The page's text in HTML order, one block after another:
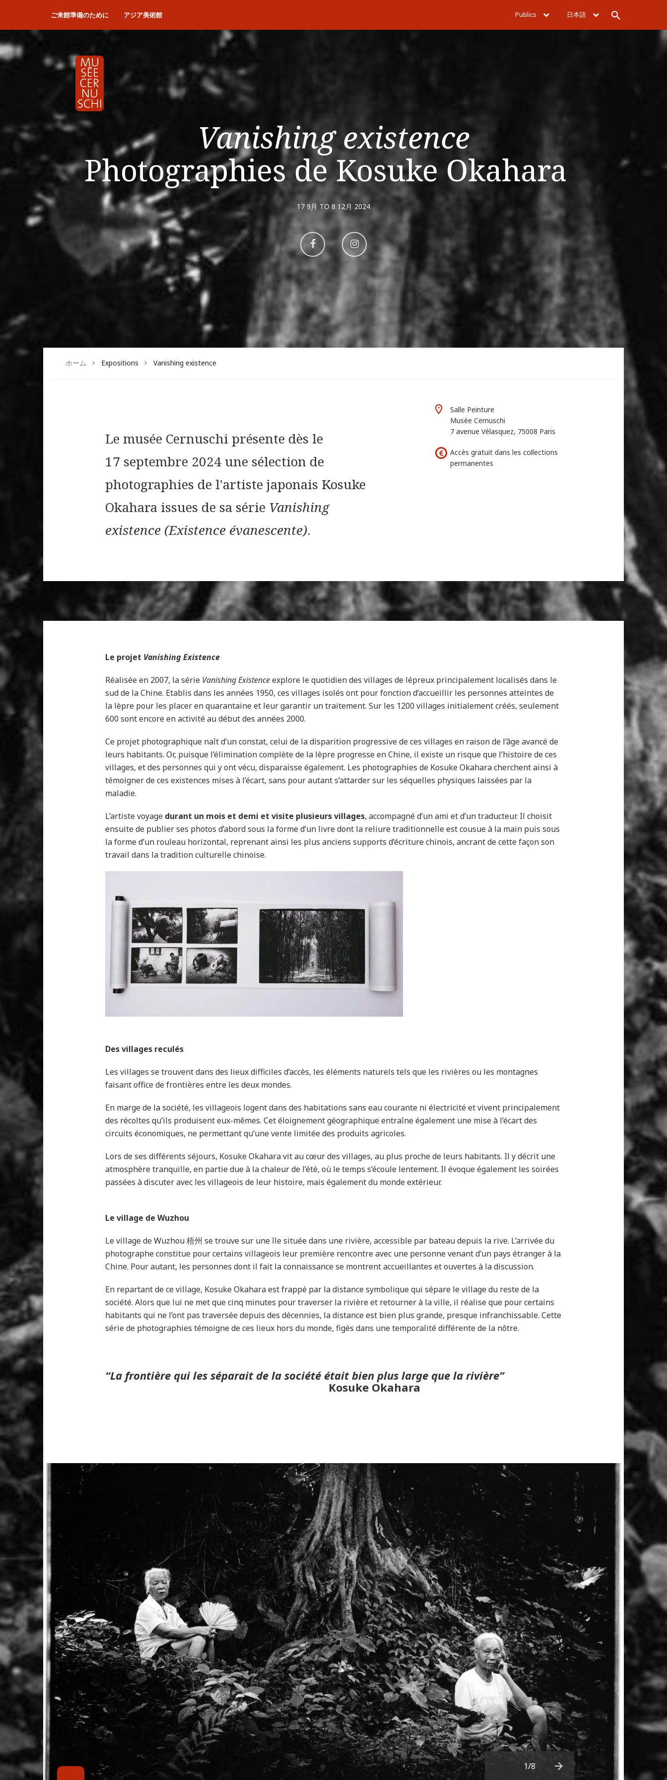
ご来館準備のために アジア美術館 Publics 日本語 Rechercher
Vanishing existence
Photographies de Kosuke Okahara
17 9月 TO 8 12月 2024
Aller
sur
Facebook
Aller
Instagram
ホーム Expositions Vanishing existence
Le musée Cernuschi présente dès le
17 septembre 2024 une sélection de
photographies de l'artiste japonais Kosuke
Okahara issues de sa série Vanishing
existence (Existence évanescente).
Salle Peinture
Musée Cernuschi
7 avenue Vélasquez, 75008 Paris
Accès gratuit dans les collections
permanentes
Le projet Vanishing Existence
Réalisée en 2007, la série Vanishing Existenceexplore le quotidien des villages de lépreux principalement localisés dans le
sud de la Chine. Etablis dans les années 1950, ces villages isolés ont pour fonction d’accueillir les personnes atteintes de
la lèpre pour les placer en quarantaine et leur garantir un traitement. Sur les 1200 villages initialement créés, seulement
600 sont encore en activité au début des années 2000.
Ce projet photographique naît d’un constat, celui de la disparition progressive de ces villages en raison de l’âge avancé de
leurs habitants. Or, puisque l’élimination complète de la lèpre progresse en Chine, il existe un risque que l’histoire de ces
villages, et des personnes qui y ont vécu, disparaisse également. Les photographies de Kosuke Okahara cherchent ainsi à
témoigner de ces existences mises à l’écart, sans pour autant s’attarder sur les séquelles physiques laissées par la
maladie.
L’artiste voyage durant un mois et demi et visite plusieurs villages, accompagné d’un ami et d’un traducteur. Il choisit
ensuite de publier ses photos d’abord sous la forme d’un livre dont la reliure traditionnelle est cousue à la main puis sous
la forme d’un rouleau horizontal, reprenant ainsi les plus anciens supports d’écriture chinois, ancrant de cette façon son
travail dans la tradition culturelle chinoise.
Des villages reculés
Les villages se trouvent dans des lieux difficiles d’accès, les éléments naturels tels que les rivières ou les montagnes
faisant office de frontières entre les deux mondes.
En marge de la société, les villageois logent dans des habitations sans eau courante ni électricité et vivent principalement
des récoltes qu’ils produisent eux-mêmes. Cet éloignement géographique entraîne également une mise à l’écart des
circuits économiques, ne permettant qu’une vente limitée des produits agricoles.
Lors de ses différents séjours, Kosuke Okahara vit au cœur des villages, au plus proche de leurs habitants. Il y décrit une
atmosphère tranquille, en partie due à la chaleur de l’été, où le temps s’écoule lentement. Il évoque également les soirées
passées à discuter avec les villageois de leur histoire, mais également du monde extérieur.
Le village de Wuzhou
Le village de Wuzhou 梧州 se trouve sur une île située dans une rivière, accessible par bateau depuis la rive. L’arrivée du
photographe constitue pour certains villageois leur première rencontre avec une personne venant d’un pays étranger à la
Chine. Pour autant, les personnes dont il fait la connaissance se montrent accueillantes et ouvertes à la discussion.
En repartant de ce village, Kosuke Okahara est frappé par la distance symbolique qui sépare le village du reste de la
société. Alors que lui ne met que cinq minutes pour traverser la rivière et retourner à la ville, il réalise que pour certains
habitants qui ne l’ont pas traversée depuis des décennies, la distance est bien plus grande, presque infranchissable. Cette
série de photographies témoigne de ces lieux hors du monde, figés dans une temporalité différente de la nôtre.
“La frontière qui les séparait de la société était bien plus large que la rivière”
Kosuke Okahara
1/8
Next